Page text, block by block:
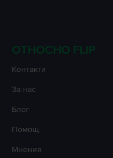
ОТНОСНО FLIP
Контакти
За нас
Блог
Помощ
Мнения